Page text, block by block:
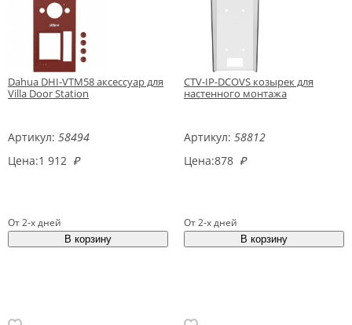
Dahua DHI-VTM58 аксессуар для
Villa Door Station
Артикул: 58494
Цена:1 912 ₽
От 2-х дней
CTV-IP-DCOVS козырек для
настенного монтажа
Артикул: 58812
Цена:878 ₽
От 2-х дней